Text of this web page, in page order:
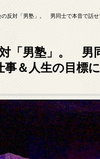
反対「男塾」。 男同士で本音で話せ
「男塾」。 男
＆人生の目標